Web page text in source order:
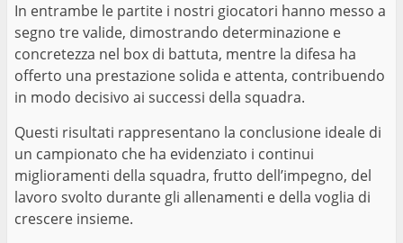
In entrambe le partite i nostri giocatori hanno messo a
segno tre valide, dimostrando determinazione e
concretezza nel box di battuta, mentre la difesa ha
offerto una prestazione solida e attenta, contribuendo
in modo decisivo ai successi della squadra.
Questi risultati rappresentano la conclusione ideale di
un campionato che ha evidenziato i continui
miglioramenti della squadra, frutto dell’impegno, del
lavoro svolto durante gli allenamenti e della voglia di
crescere insieme.